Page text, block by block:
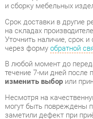
через формуобратной
В любой момент до
течение 7-ми дней после
изменить выборили
Несмотря на
могут быть повреждены
заметили дефект при
деталь.Повторная
распространяется
года с момента